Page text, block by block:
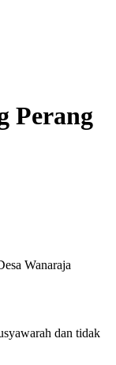
Perang
Wanaraja
dan tidak